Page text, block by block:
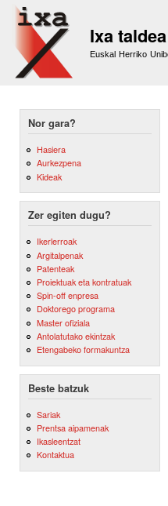
Ixa taldea
Euskal Herriko
Nor gara?
Hasiera
Aurkezpena
Kideak
Zer egiten dugu?
Ikerlerroak
Argitalpenak
Patenteak
Proiektuak eta kontratuak
Spin-off enpresa
Doktorego programa
Master ofiziala
Antolatutako ekintzak
Etengabeko formakuntza
Beste batzuk
Sariak
Prentsa aipamenak
Ikasleentzat
Kontaktua